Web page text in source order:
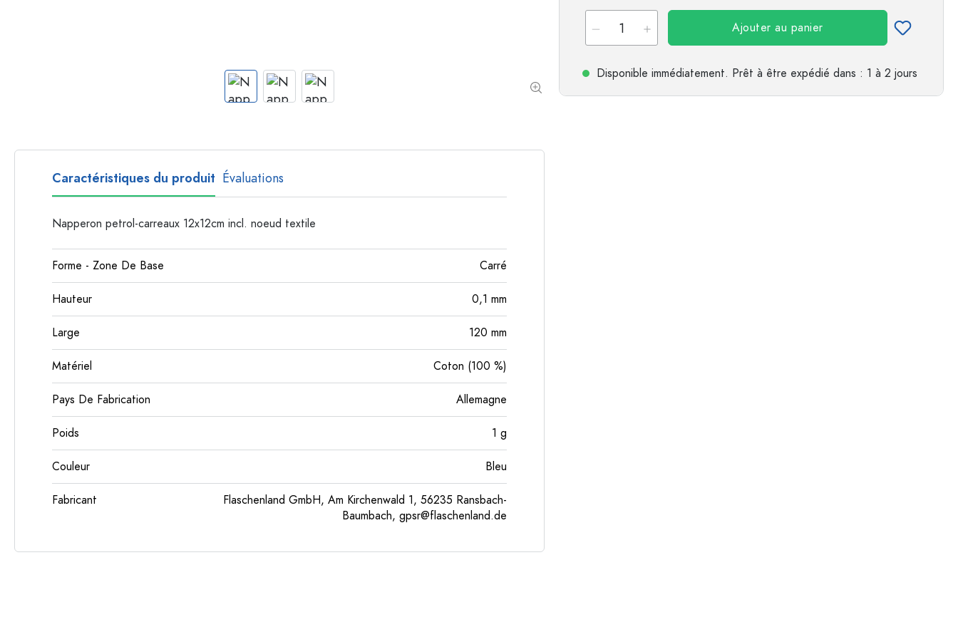
Bouteilles polygonales
Bouteilles cylindriques
Dames-jeannes
Exemple de présentation
Ajouter au panier
Disponible immédiatement. Prêt à être expédié dans : 1 à 2 jours
Caractéristiques du produit Évaluations
Napperon petrol-carreaux 12x12cm incl. noeud textile
Forme - Zone De Base Carré
Hauteur 0,1 mm
Large 120 mm
Matériel Coton (100 %)
Pays De Fabrication Allemagne
Poids 1 g
Couleur Bleu
Fabricant
Flaschenland GmbH, Am Kirchenwald 1, 56235 Ransbach-
Baumbach, gpsr@flaschenland.de